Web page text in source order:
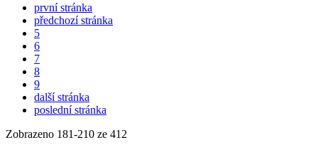
první stránka
předchozí stránka
5
6
7
8
9
další stránka
poslední stránka
Zobrazeno 181-210 ze 412